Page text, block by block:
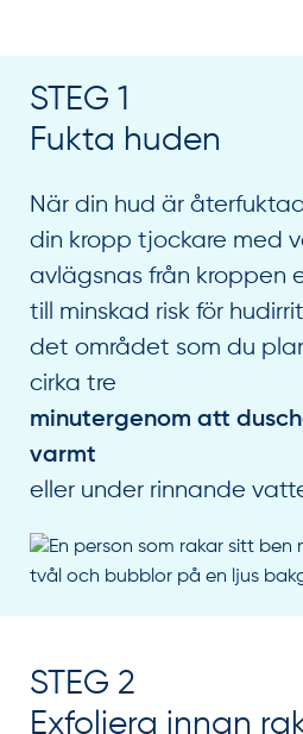
STEG 1
Fukta huden
När din hud är
din kropp tjockare med
avlägsnas från kroppen
till minskad risk för
det området som du
cirka tre
minutergenom att
varmt
eller under rinnande
STEG 2
Exfoliera innan